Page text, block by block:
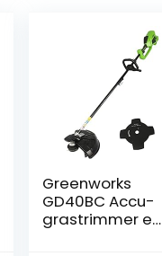
Greenworks
GD40BC Accu-
grastrimmer en